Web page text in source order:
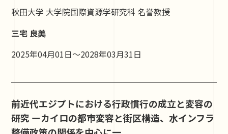
秋田大学 大学院国際資源学研究科 名誉教授
三宅 良美
2025年04月01日～2028年03月31日
前近代エジプトにおける行政慣行の成立と変容の
研究 ーカイロの都市変容と街区構造、水インフラ